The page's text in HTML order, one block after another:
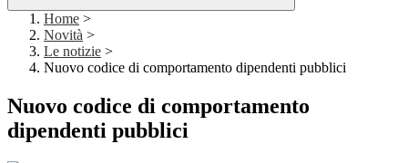
Home >
Novità >
Le notizie >
Nuovo codice di comportamento dipendenti pubblici
Nuovo codice di comportamento
dipendenti pubblici